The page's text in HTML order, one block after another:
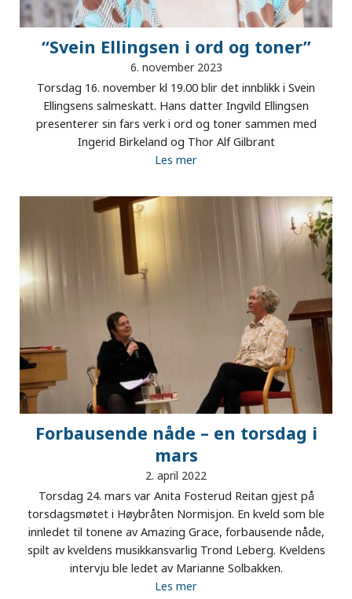
“Svein Ellingsen i ord og toner”
6. november 2023
Torsdag 16. november kl 19.00 blir det innblikk i Svein
Ellingsens salmeskatt. Hans datter Ingvild Ellingsen
presenterer sin fars verk i ord og toner sammen med
Ingerid Birkeland og Thor Alf Gilbrant
Les mer
Forbausende nåde – en torsdag i
mars
2. april 2022
Torsdag 24. mars var Anita Fosterud Reitan gjest på
torsdagsmøtet i Høybråten Normisjon. En kveld som ble
innledet til tonene av Amazing Grace, forbausende nåde,
spilt av kveldens musikkansvarlig Trond Leberg. Kveldens
intervju ble ledet av Marianne Solbakken.
Les mer